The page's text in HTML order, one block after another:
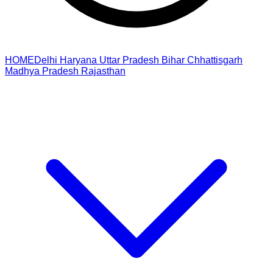
HOMEDelhi Haryana Uttar Pradesh Bihar Chhattisgarh
Madhya Pradesh Rajasthan